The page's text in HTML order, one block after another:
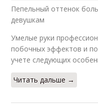
Пепельный оттенок
девушкам
Умелые руки
побочных эффектов и
учете следующих
Читать дальше →